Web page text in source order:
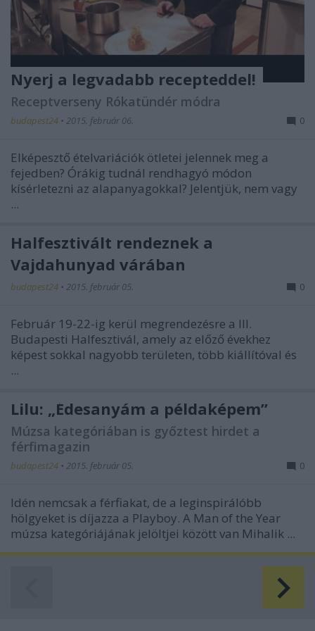
Nyerj a legvadabb recepteddel!
Receptverseny Rókatündér módra
budapest24 • 2015. február 06. 0
Elképesztő ételvariációk ötletei jelennek meg a
fejedben? Órákig tudnál rendhagyó módon
kísérletezni az alapanyagokkal? Jelentjük, nem vagy
...
Halfesztivált rendeznek a
Vajdahunyad várában
budapest24 • 2015. február 05. 0
Február 19-22-ig kerül megrendezésre a III.
Budapesti Halfesztivál, amely az előző évekhez
képest sokkal nagyobb területen, több kiállítóval és
...
Lilu: „Édesanyám a példaképem”
Múzsa kategóriában is győztest hirdet a
férfimagazin
budapest24 • 2015. február 05. 0
Idén nemcsak a férfiakat, de a leginspirálóbb
hölgyeket is díjazza a Playboy. A Man of the Year
múzsa kategóriájának jelöltjei között van Mihalik ...